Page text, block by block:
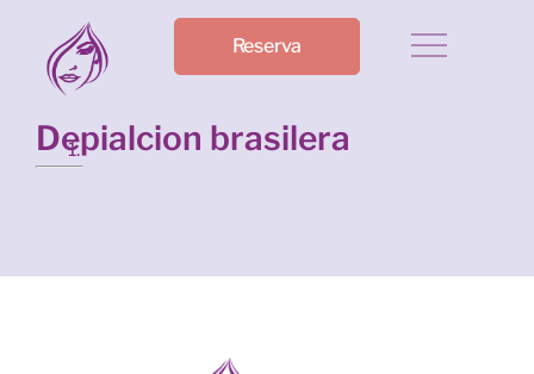
Reserva
Depialcion brasilera